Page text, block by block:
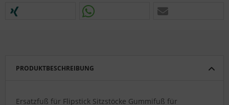
PRODUKTBESCHREIBUNG
Ersatzfuß für Flipstick Sitzstöcke Gummifuß für